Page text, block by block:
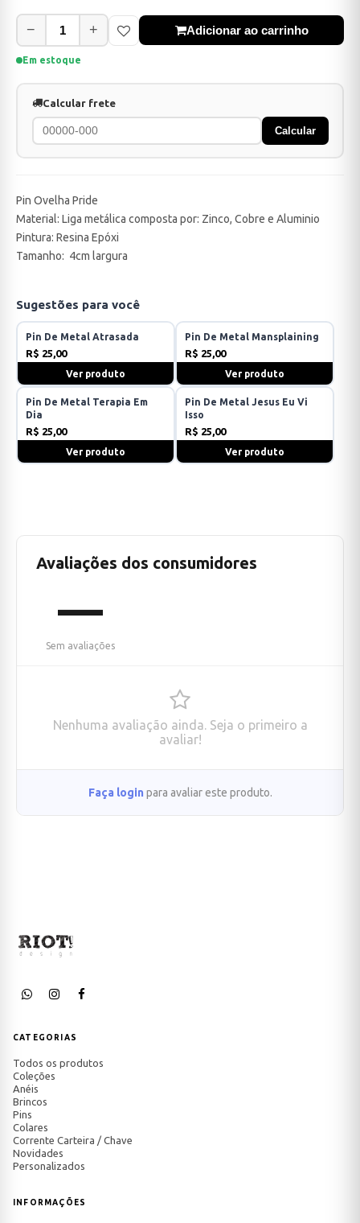
− + Adicionar ao carrinho
Em estoque
Calcular frete
Calcular
Pin Ovelha Pride
Material: Liga metálica composta por: Zinco, Cobre e Aluminio
Pintura: Resina Epóxi
Tamanho: 4cm largura
Sugestões para você
Pin De Metal Atrasada
R$ 25,00
Ver produto
Pin De Metal Mansplaining
R$ 25,00
Ver produto
Pin De Metal Terapia Em
Dia
R$ 25,00
Ver produto
Pin De Metal Jesus Eu Vi
Isso
R$ 25,00
Ver produto
Avaliações dos consumidores
—
Sem avaliações
Nenhuma avaliação ainda. Seja o primeiro a
avaliar!
Faça login para avaliar este produto.
CATEGORIAS
Todos os produtos
Coleções
Anéis
Brincos
Pins
Colares
Corrente Carteira / Chave
Novidades
Personalizados
INFORMAÇÕES